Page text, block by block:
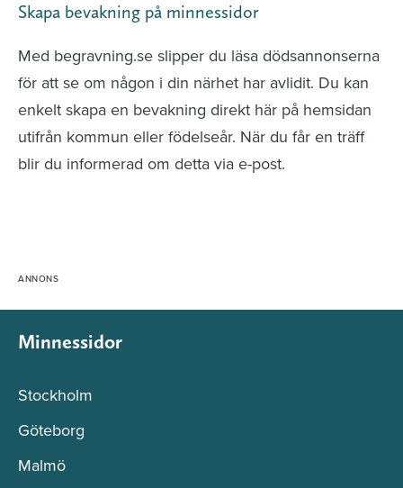
Skapa bevakning på minnessidor
Med begravning.se slipper du läsa dödsannonserna
för att se om någon i din närhet har avlidit. Du kan
enkelt skapa en bevakning direkt här på hemsidan
utifrån kommun eller födelseår. När du får en träff
blir du informerad om detta via e-post.
Minnessidor
Stockholm
Göteborg
Malmö